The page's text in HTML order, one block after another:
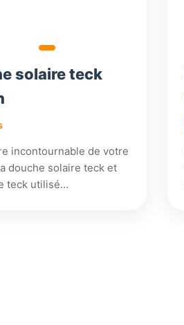
solaire teck
incontournable de votre
douche solaire teck et
teck utilisé…